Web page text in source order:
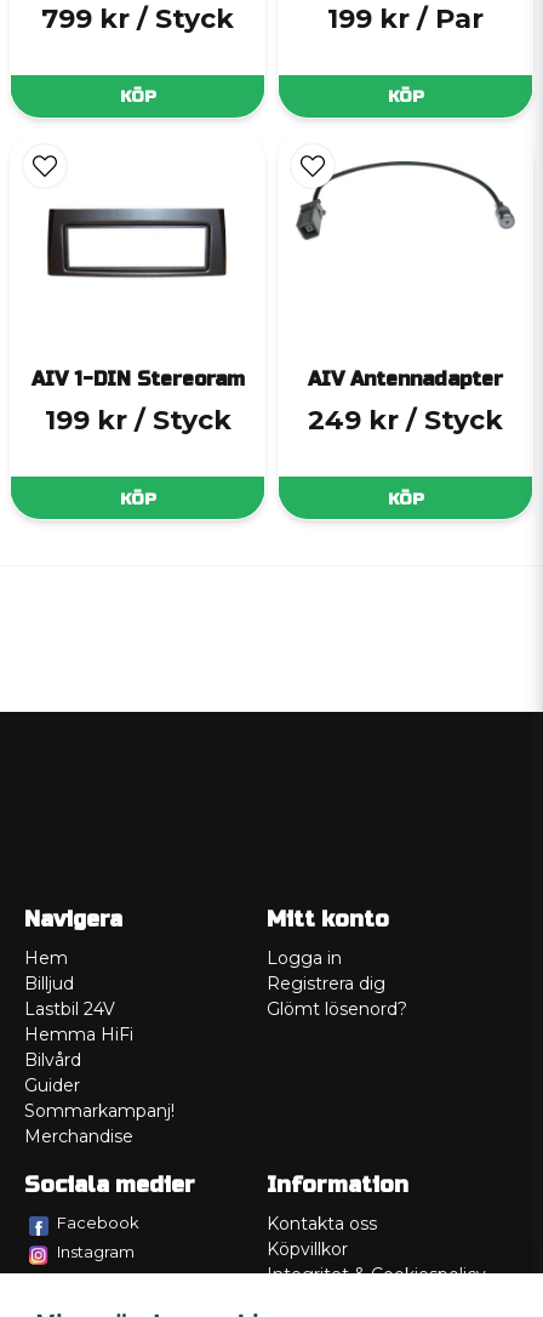
799 kr / Styck
KÖP
199 kr / Par
KÖP
AIV 1-DIN Stereoram
199 kr / Styck
KÖP
AIV Antennadapter
249 kr / Styck
KÖP
Navigera
Hem
Billjud
Lastbil 24V
Hemma HiFi
Bilvård
Guider
Sommarkampanj!
Merchandise
Mitt konto
Logga in
Registrera dig
Glömt lösenord?
Sociala medier
Facebook
Instagram
Information
Kontakta oss
Köpvillkor
Integritet & Cookiespolicy